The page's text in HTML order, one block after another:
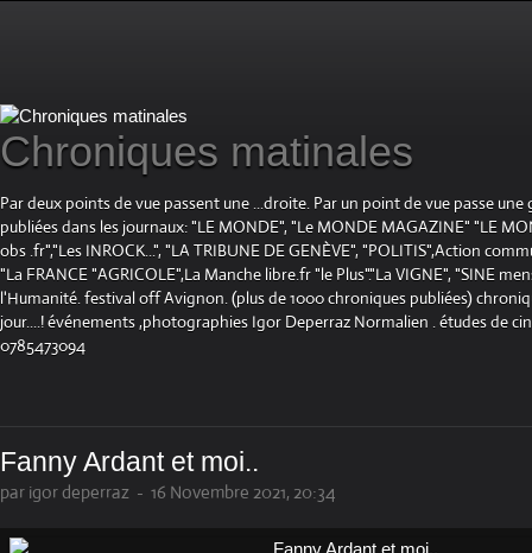
Chroniques matinales
Par deux points de vue passent une ...droite. Par un point de vue passe
publiées dans les journaux: "LE MONDE", "Le MONDE MAGAZINE" "LE
obs .fr","Les INROCK...", "LA TRIBUNE DE GENÈVE", "POLITIS",Action
"La FRANCE "AGRICOLE",La Manche libre.fr "le Plus"."La VIGNE", "SINE
l'Humanité. festival off Avignon. (plus de 1000 chroniques publiées)
jour....! événements ,photographies Igor Deperraz Normalien . études de
0785473094
Fanny Ardant et moi..
par igor deperraz - 16 Novembre 2021, 20:34